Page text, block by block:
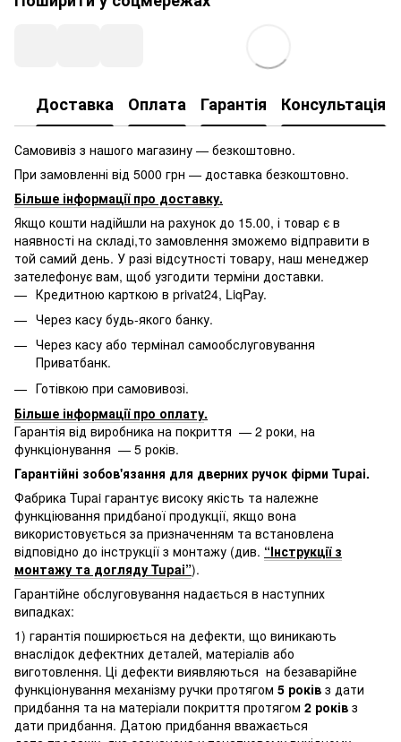
Доставка Оплата Гарантія Консультація
Самовивіз з нашого магазину — безкоштовно.
При замовленні від 5000 грн — доставка безкоштовно.
Більше інформації про доставку.
Якщо кошти надійшли на рахунок до 15.00, і товар є в
наявності на складі,то замовлення зможемо відправити в
той самий день. У разі відсутності товару, наш менеджер
зателефонує вам, щоб узгодити терміни доставки.
Кредитною карткою в privat24, LiqPay.
Через касу будь-якого банку.
Через касу або термінал самообслуговування
Приватбанк.
Готівкою при самовивозі.
Більше інформації про оплату.
Гарантія від виробника на покриття — 2 роки, на
функціонування — 5 років.
Гарантійні зобов'язання для дверних ручок фірми Tupai.
Фабрика Tupai гарантує високу якість та належне
функціювання придбаної продукції, якщо вона
використовується за призначенням та встановлена
відповідно до інструкції з монтажу (див. “Інструкції з
монтажу та догляду Tupai”).
Гарантійне обслуговування надається в наступних
випадках:
1) гарантія поширюється на дефекти, що виникають
внаслідок дефектних деталей, матеріалів або
виготовлення. Ці дефекти виявляються на безаварійне
функціонування механізму ручки протягом 5 років з дати
придбання та на матеріали покриття протягом 2 років з
дати придбання. Датою придбання вважається